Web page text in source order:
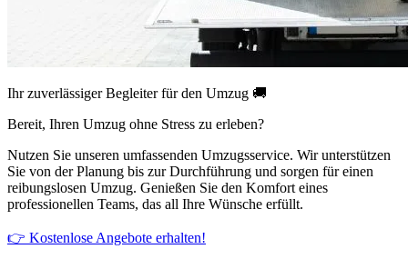
Ihr zuverlässiger Begleiter für den Umzug 🚚
Bereit, Ihren Umzug ohne Stress zu erleben?
Nutzen Sie unseren umfassenden Umzugsservice. Wir unterstützen
Sie von der Planung bis zur Durchführung und sorgen für einen
reibungslosen Umzug. Genießen Sie den Komfort eines
professionellen Teams, das all Ihre Wünsche erfüllt.
👉 Kostenlose Angebote erhalten!